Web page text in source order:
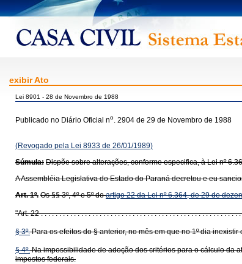
exibir Ato
Lei 8901 - 28 de Novembro de 1988
Publicado no Diário Oficial no. 2904 de 29 de Novembro de 1988
(Revogado pela Lei 8933 de 26/01/1989)
Súmula: Dispõe sobre alterações, conforme especifica, à Lei nº
A Assembléia Legislativa do Estado do Paraná decretou e eu
Art. 1º. Os §§ 3º, 4º e 5º doartigo 22 da Lei nº 6.364, de 29 de
"Art. 22 . . . . . . . . . . . . . . . . . . . . . . . . . . . . . . . . . . . . . . . . . . . . . . . . . . . . . .
§ 3º.Para os efeitos do § anterior, no mês em que no 1º dia
§ 4º.Na impossibilidade de adoção dos critérios para o cálculo da
impostos federais.